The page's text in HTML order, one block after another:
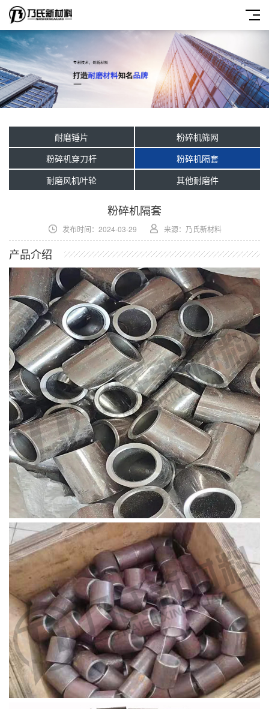
耐磨锤片
粉碎机筛网
粉碎机穿刀杆
粉碎机隔套
耐磨风机叶轮
其他耐磨件
粉碎机隔套
发布时间：2024-03-29 来源：乃氏新材料
产品介绍